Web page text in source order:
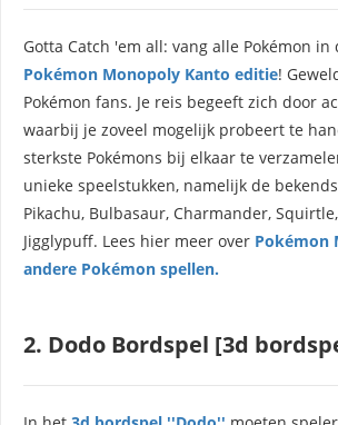
Gotta Catch 'em all: vang alle Pokémon in
Pokémon Monopoly Kanto editie!
Pokémon fans. Je reis begeeft zich door
waarbij je zoveel mogelijk probeert te
sterkste Pokémons bij elkaar te
unieke speelstukken, namelijk de
Pikachu, Bulbasaur, Charmander,
Jigglypuff. Lees hier meer over Pokémon
andere Pokémon spellen.
2. Dodo Bordspel [3d